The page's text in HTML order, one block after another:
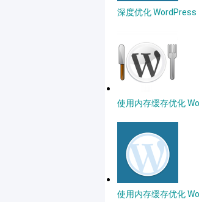
深度优化
使用内存缓存优化
使用内存缓存优化